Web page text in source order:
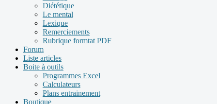
Diététique
Le mental
Lexique
Remerciements
Rubrique formtat PDF
Forum
Liste articles
Boite à outils
Programmes Excel
Calculateurs
Plans entrainement
Boutique